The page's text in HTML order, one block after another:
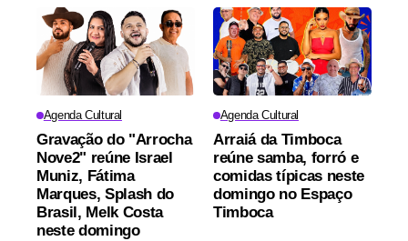
Agenda Cultural
Gravação do "Arrocha
Nove2" reúne Israel
Muniz, Fátima
Marques, Splash do
Brasil, Melk Costa
neste domingo
Agenda Cultural
Arraiá da Timboca
reúne samba, forró e
comidas típicas neste
domingo no Espaço
Timboca